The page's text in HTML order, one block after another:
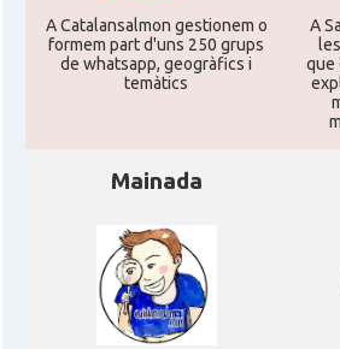
CAMON Catalans a
CAMON Catalans a
Catalans a
CAMON Catalans
A Catalansalmon gestionem o
formem part d'uns 250 grups
de whatsapp, geogràfics i
temàtics
A
que
Mainada